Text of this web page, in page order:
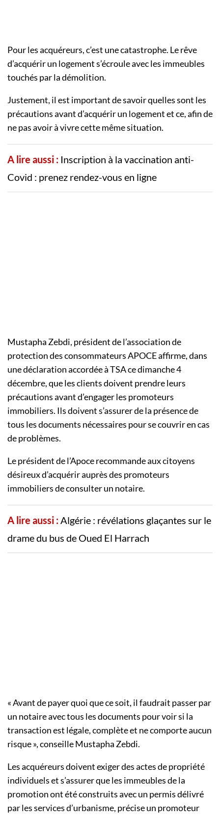
Pour les acquéreurs, c’est une catastrophe. Le rêve
d’acquérir un logement s’écroule avec les immeubles
touchés par la démolition.
Justement, il est important de savoir quelles sont les
précautions avant d’acquérir un logement et ce, afin de
ne pas avoir à vivre cette même situation.
A lire aussi : Inscription à la vaccination anti-
Covid : prenez rendez-vous en ligne
Mustapha Zebdi, président de l’association de
protection des consommateurs APOCE affirme, dans
une déclaration accordée à TSA ce dimanche 4
décembre, que les clients doivent prendre leurs
précautions avant d’engager les promoteurs
immobiliers. Ils doivent s’assurer de la présence de
tous les documents nécessaires pour se couvrir en cas
de problèmes.
Le président de l’Apoce recommande aux citoyens
désireux d’acquérir auprès des promoteurs
immobiliers de consulter un notaire.
A lire aussi :Algérie : révélations glaçantes sur le
drame du bus de Oued El Harrach
« Avant de payer quoi que ce soit, il faudrait passer par
un notaire avec tous les documents pour voir si la
transaction est légale, complète et ne comporte aucun
risque », conseille Mustapha Zebdi.
Les acquéreurs doivent exiger des actes de propriété
individuels et s’assurer que les immeubles de la
promotion ont été construits avec un permis délivré
par les services d’urbanisme, précise un promoteur